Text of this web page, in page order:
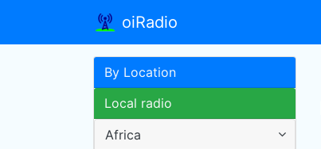
oiRadio
By Location
Local radio
Africa